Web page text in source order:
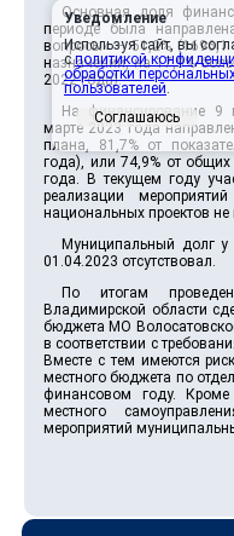
Основная доля
периоде была
вопросы» – 51,2% (1696,1
назначений, на 17,9%
2022 года).
На финансирование 9
марте 2023 года
плана, 81,7% от
года), или 74,9% от
года. В текущем году
реализации
национальных проектов не
Муниципальный долг
01.04.2023 отсутствовал.
По итогам
Владимирской области
бюджета МО
в соответствии с
Вместе с тем имеются
местного бюджета по
финансовом году.
местного
мероприятий
Уведомление
Используя сайт, вы
сполитикой
обработки
пользователей.
Соглашаюсь